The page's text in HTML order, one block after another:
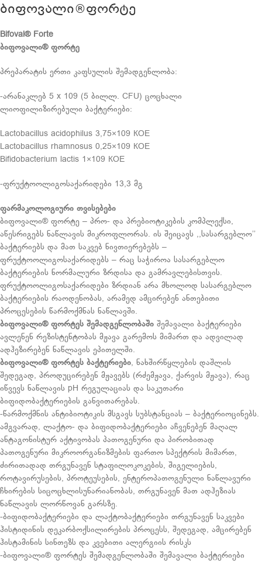
ბიფოვალი®ფორტე
Bifoval® Forte
ბიფოვალი® ფორტე
პრეპარატის ერთი კაფსულის შემადგენლობა:
-არანაკლებ 5 x 109 (5 ბილლ. CFU) ცოცხალი
ლიოფილიზირებული ბაქტერიები:
Lactobacillus acidophilus 3,75×109 КОЕ
Lactobacillus rhamnosus 0,25×109 КОЕ
Bifidobacterium lactis 1×109 КОЕ
-ფრუქტოოლიგოსაქარიდები 13,3 მგ
ფარმაკოლოგიური თვისებები
ბიფოვალი® ფორტე – პრო- და პრებიოტიკების კომპლექსი,
აწესრიგებს ნაწლავის მიკროფლორას. ის შეიცავს ,,სასარგებლო’’
ბაქტერიებს და მათ საკვებ ნივთიერებებს –
ფრუქტოოლიგოსაქარიდებს – რაც საჭიროა სასარგებლო
ბაქტერიების ნორმალური ზრდისა და გამრავლებისთვის.
ფრუქტოოლიგოსაქარიდები ზრდიან არა მხოლოდ სასარგებლო
ბაქტერიების რაოდენობას, არამედ ამცირებენ ანთებითი
პროცესების წარმოქმნას ნაწლავში.
ბიფოვალი® ფორტეს შემადგენლობაში შემავალი ბაქტერიები
ავლენენ რეზისტენტობას მჟავა გარემოს მიმართ და ადვილად
ადჰეზირებენ ნაწლავის ეპითელში.
ბიფოვალი® ფორტეს ბაქტერიები, ნახშირწყლების დაშლის
შედეგად, პროდუცირებენ მჟავებს (რძემჟავა, ქარვის მჟავა), რაც
იწვევს ნაწლავის pH რეგულაციას და საკუთარი
ბიფიდობაქტერიების განვითარებას.
-წარმოქმნის ანტიბიოტიკის მსგავს სუბსტანციას – ბაქტერიოცინებს.
ამგვარად, ლაქტო- და ბიფიდობაქტერიები აჩვენებენ მაღალ
ანტაგონისტურ აქტივობას პათოგენური და პირობითად
პათოგენური მიკროორგანიზმების ფართო სპექტრის მიმართ,
ძირითადად თრგუნავენ სტაფილოკოკების, შიგელიების,
როტავირუსების, პროტეუსების, ენტეროპათოგენული ნაწლავური
ჩხირების სიცოცხლისუნარიანობას, თრგუნავენ მათ ადჰეზიას
ნაწლავის ლორწოვან გარსზე.
-ბიფიდობაქტერიები და ლაქტობაქტერიები თრგუნავენ საკვები
ჰისტიდინის დეკარბოქსილირების პროცესს, შედეგად, ამცირებენ
ჰისტამინის სინთეზს და კვებითი ალერგიის რისკს
-ბიფოვალი® ფორტეს შემადგენლობაში შემავალი ბაქტერიები